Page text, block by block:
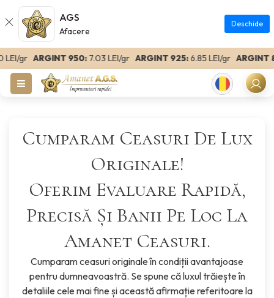
AGS
Afacere
Deschide
ARGINT 950:7.03 LEI/grARGINT 925:6.85 LEI/grARGINT 800:
Romanian
Cumparam Ceasuri De Lux
Originale!
Oferim Evaluare Rapidă,
Precisă Și Banii Pe Loc La
Amanet Ceasuri.
Cumparam ceasuri originale în condiții avantajoase
pentru dumneavoastră. Se spune că luxul trăiește în
detaliile cele mai fine și această afirmație referitoare la